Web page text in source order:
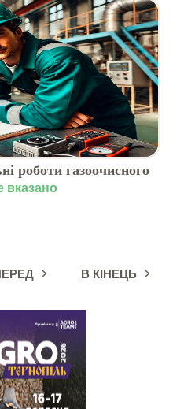
роботи газоочисного
вказано
В КІНЕЦЬ